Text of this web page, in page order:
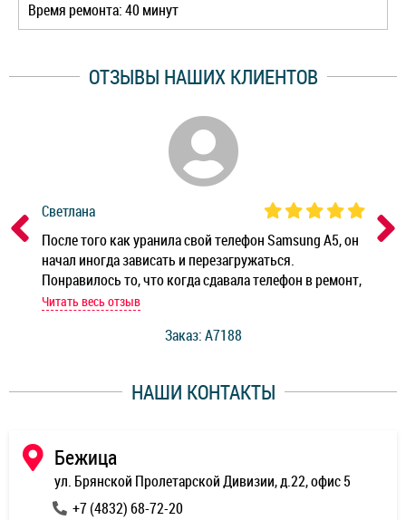
Время ремонта: 40 минут
ОТЗЫВЫ НАШИХ КЛИЕНТОВ
Светлана
После того как уранила свой телефон Samsung A5, он
начал иногда зависать и перезагружаться.
Понравилось то, что когда сдавала телефон в ремонт,
мастер при мне сделал быструю диагностику и сказал
работы и оперативность!
Читать весь отзыв
Заказ: A7188
НАШИ КОНТАКТЫ
Бежица
ул. Брянской Пролетарской Дивизии, д.22, офис 5
+7 (4832) 68-72-20